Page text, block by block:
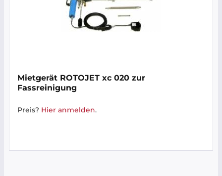
Mietgerät ROTOJET xc 020 zur
Fassreinigung
Preis? Hier anmelden.